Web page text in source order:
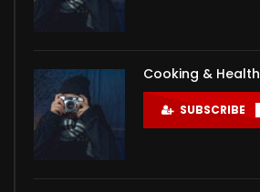
Cooking & Health
SUBSCRIBE